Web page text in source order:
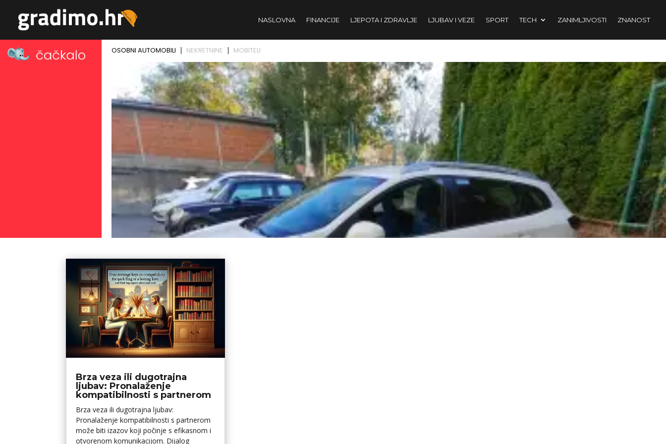
NASLOVNA FINANCIJE LJEPOTA I ZDRAVLJE LJUBAV I VEZE SPORT TECH ZANIMLJIVOSTI ZNANOST
Brza veza ili dugotrajna
ljubav: Pronalaženje
kompatibilnosti s partnerom
Brza veza ili dugotrajna ljubav:
Pronalaženje kompatibilnosti s partnerom
može biti izazov koji počinje s efikasnom i
otvorenom komunikacijom. Dijalog